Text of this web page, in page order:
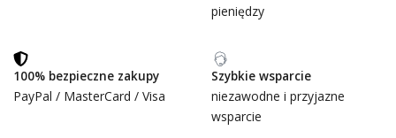
pieniędzy
100% bezpieczne zakupy
PayPal / MasterCard / Visa
Szybkie wsparcie
niezawodne i przyjazne
wsparcie